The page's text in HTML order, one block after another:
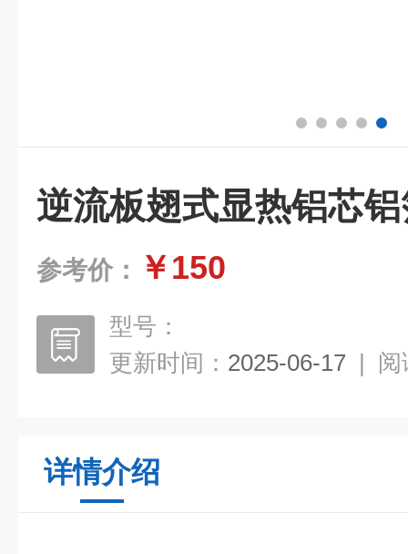
逆流板翅式显热铝芯
参考价： ￥150
型号：
更新时间： 2025-06-17 | 阅
详情介绍